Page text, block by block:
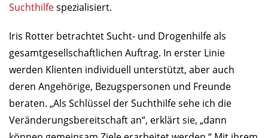
Suchthilfespezialisiert.
Iris Rotter betrachtet Sucht- und Drogenhilfe als
gesamtgesellschaftlichen Auftrag. In erster Linie
werden Klienten individuell unterstützt, aber auch
deren Angehörige, Bezugspersonen und Freunde
beraten. „Als Schlüssel der Suchthilfe sehe ich die
Veränderungsbereitschaft an“, erklärt sie, „dann